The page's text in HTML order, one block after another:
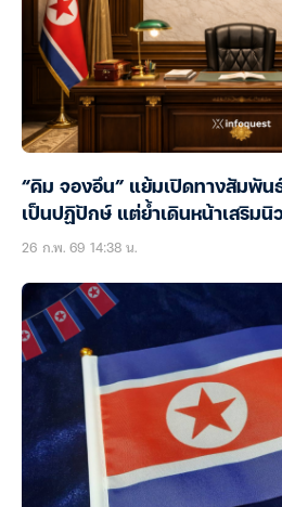
“คิม จองอึน” แย้มเปิดทางสัมพัน
เป็นปฏิปักษ์ แต่ย้ำเดินหน้าเสริมนิ
26 ก.พ. 69 14:38 น.